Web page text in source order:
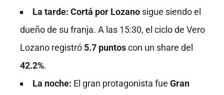
La tarde: Cortá por Lozano sigue siendo el
dueño de su franja. A las 15:30, el ciclo de Vero
Lozano registró 5.7 puntoscon un share del
42.2%.
La noche: El gran protagonista fue Gran